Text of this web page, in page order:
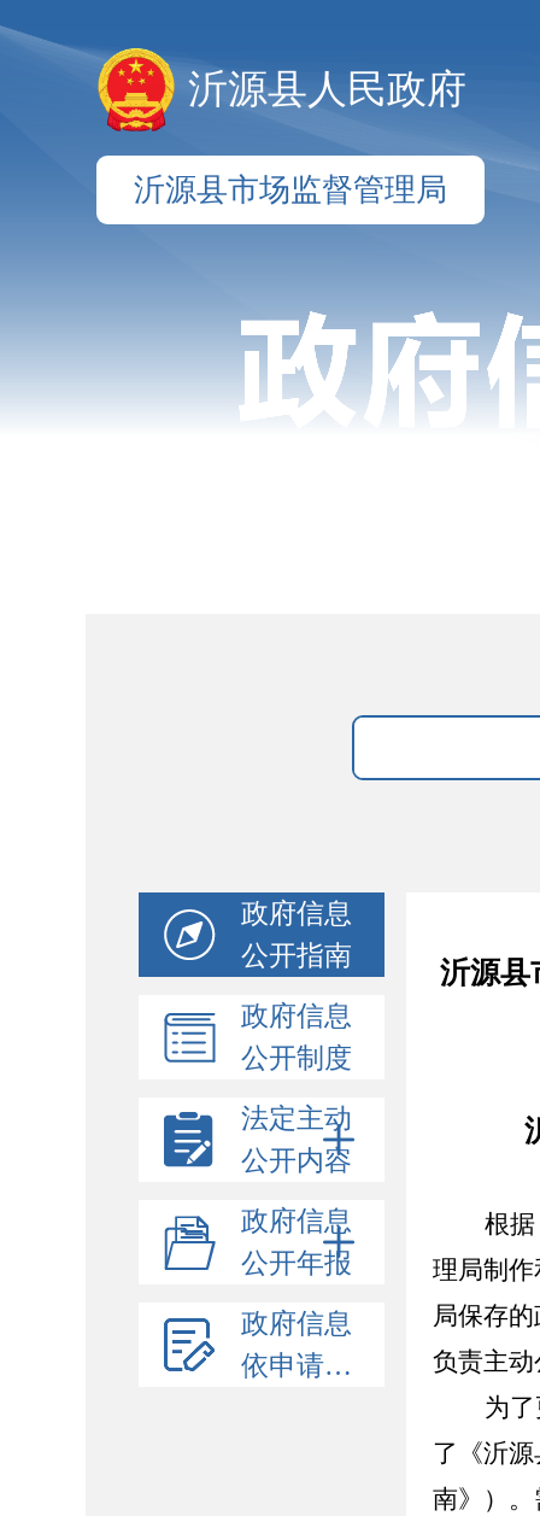
沂源县人民政府
沂源县市场监督管理局
政府信息
公开指南
政府信息
公开制度
法定主动
公开内容
政府信息
公开年报
政府信息
依申请公开
沂源县
根
理局制
局保存
负责主
为
了《沂
南》）